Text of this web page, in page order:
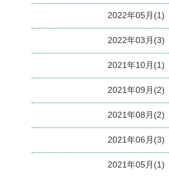
2022年05月(1)
2022年03月(3)
2021年10月(1)
2021年09月(2)
2021年08月(2)
2021年06月(3)
2021年05月(1)